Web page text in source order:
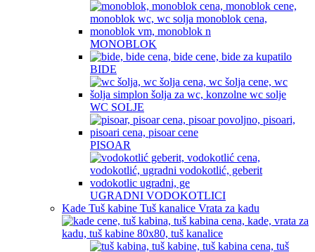
MONOBLOK
BIDE
WC SOLJE
PISOAR
UGRADNI VODOKOTLICI
Kade Tuš kabine Tuš kanalice Vrata za kadu